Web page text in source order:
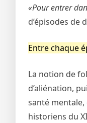
«Pour entrer
d’épisodes de
Entre chaque
La notion de
d’aliénation,
santé
historiens du